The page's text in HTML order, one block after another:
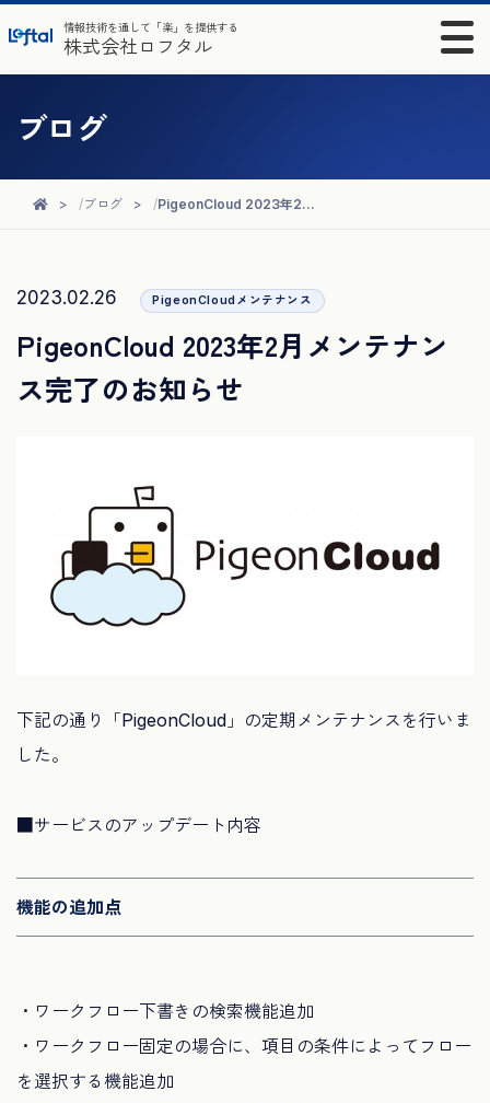
情報技術を通して「楽」を提供する
株式会社ロフタル
ブログ
ブログ PigeonCloud 2023年2月メンテナンス完了のお知らせ
2023.02.26 PigeonCloudメンテナンス
PigeonCloud 2023年2月メンテナン
ス完了のお知らせ
下記の通り「PigeonCloud」の定期メンテナンスを行いま
した。
■サービスのアップデート内容
機能の追加点
・ワークフロー下書きの検索機能追加
・ワークフロー固定の場合に、項目の条件によってフロー
を選択する機能追加